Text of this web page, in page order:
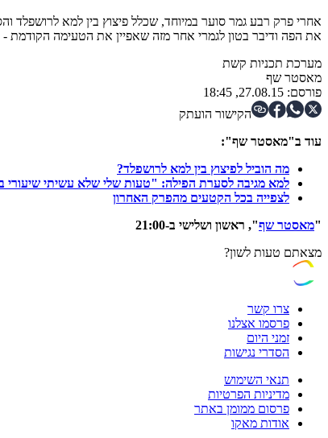
אחרי פרק רבע גמר סוער במיוחד, שכלל פיצוץ בין למא
את הפה ודיבר בטון לגמרי אחר מזה שאפיין את הטעימה הקודמת -
מערכת תכניות קשת
מאסטר שף
פורסם: 27.08.15, 18:45
הקישור הועתק
עוד ב"מאסטר שף":
מה הוביל לפיצוץ בין למא לרושפלד?
למא מגיבה לסערת הפילה: "טעות שלי שלא עשיתי שיעורי
לצפייה בכל הקטעים מהפרק האחרון
"מאסטר שף", ראשון ושלישי ב-21:00
מצאתם טעות לשון?
צרו קשר
פרסמו אצלנו
זמני היום
הסדרי נגישות
תנאי השימוש
מדיניות הפרטיות
פרסום ממומן באתר
אודות מאקו